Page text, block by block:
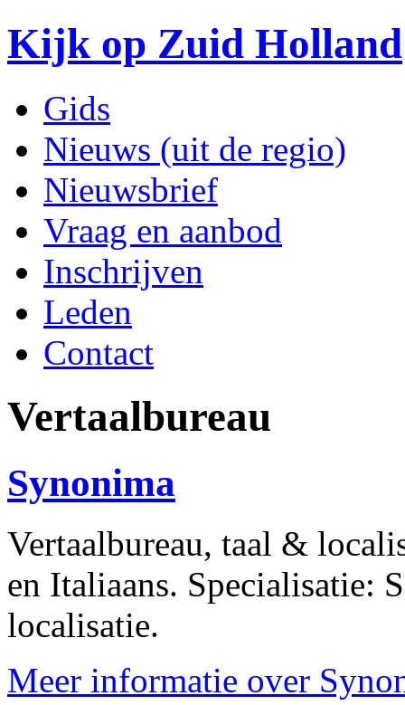
Kijk op Zuid Holland
Gids
Nieuws (uit de regio)
Nieuwsbrief
Vraag en aanbod
Inschrijven
Leden
Contact
Vertaalbureau
Synonima
Vertaalbureau, taal &
en Italiaans. Specialisatie:
localisatie.
Meer informatie over